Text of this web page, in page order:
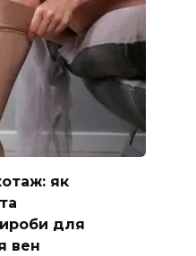
як
для
вен